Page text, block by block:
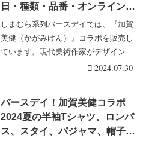
日・種類・品番・オンライン・
再販まとめ！取扱店はどこ？最
新は2024年秋で7月に！
しまむら系列バースデイでは、『加賀
美健（かがみけん）』コラボを販売し
ています。現代美術作家がデザインし
た、可愛い子供服で・・・続きを読む
2024.07.30
バースデイ！加賀美健コラボ
2024夏の半袖Tシャツ、ロンパ
ス、スタイ、パジャマ、帽子な